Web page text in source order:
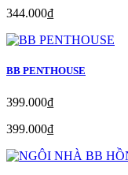
344.000₫
BB PENTHOUSE
399.000₫
399.000₫